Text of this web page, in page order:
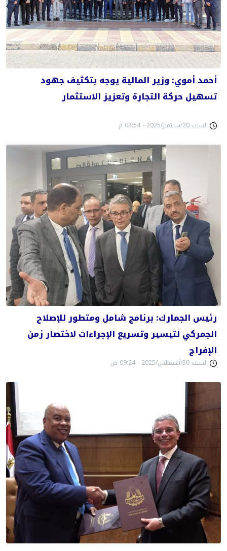
أحمد أموي: وزير المالية يوجه بتكثيف جهود
تسهيل حركة التجارة وتعزيز الاستثمار
السبت 20/سبتمبر/2025 - 03:54 م
رئيس الجمارك: برنامج شامل ومتطور للإصلاح
الجمركي لتيسير وتسريع الإجراءات لاختصار زمن
الإفراج
السبت 30/أغسطس/2025 - 09:24 ص